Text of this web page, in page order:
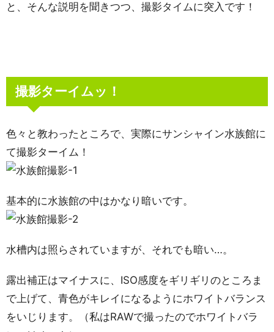
と、そんな説明を聞きつつ、撮影タイムに突入です！
撮影ターイムッ！
色々と教わったところで、実際にサンシャイン水族館に
て撮影ターイム！
基本的に水族館の中はかなり暗いです。
水槽内は照らされていますが、それでも暗い…。
露出補正はマイナスに、ISO感度をギリギリのところま
で上げて、青色がキレイになるようにホワイトバランス
をいじります。（私はRAWで撮ったのでホワイトバラ